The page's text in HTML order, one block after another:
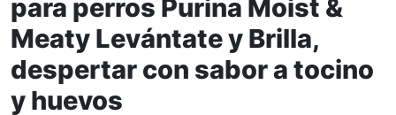
para perros Purina Moist &
Meaty Levántate y Brilla,
despertar con sabor a tocino
y huevos